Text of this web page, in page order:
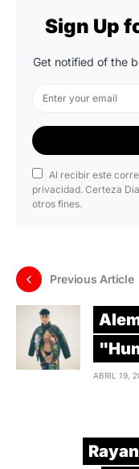
Sign Up
Get notified of the
Al recibir este
privacidad. Certeza
otros fines.
Previous Article
ABRIL 19,